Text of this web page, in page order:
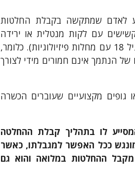
לאדם שמתקשה בקבלת החלטות
קשישים עם לקות מנטלית או ירידה
קוגניטיבית כזו או אחרת, ילדים מיוחדים מעל גיל 18 עם מחלות פיזיולוגיות). כלומר,
הנתמך אינם חמורים מידי לצורך
מקצועיים שעוברים הכשרה
לו בתהליך קבלת ההחלטה
ככל האפשר למגבלתו, כאשר
ההחלטות במלואה והוא גם